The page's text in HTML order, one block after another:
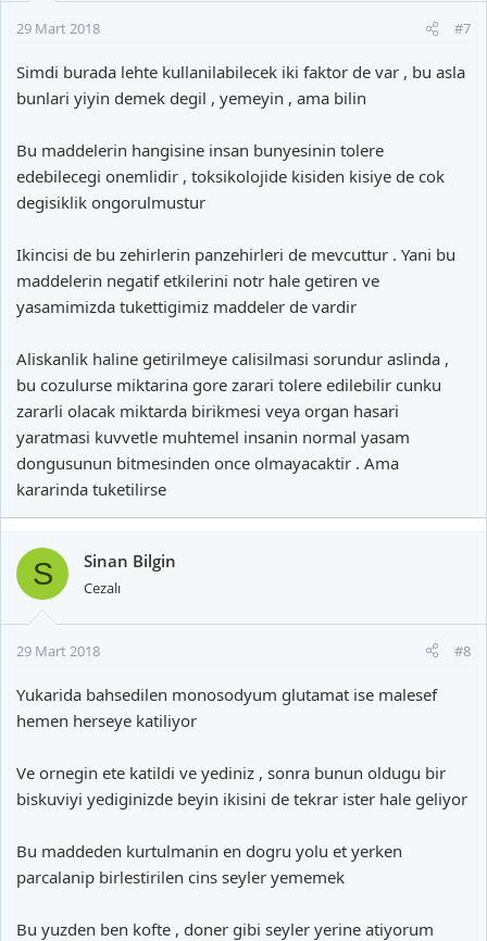
29 Mart 2018 #7
Simdi burada lehte kullanilabilecek iki faktor de var , bu asla
bunlari yiyin demek degil , yemeyin , ama bilin
Bu maddelerin hangisine insan bunyesinin tolere
edebilecegi onemlidir , toksikolojide kisiden kisiye de cok
degisiklik ongorulmustur
Ikincisi de bu zehirlerin panzehirleri de mevcuttur . Yani bu
maddelerin negatif etkilerini notr hale getiren ve
yasamimizda tukettigimiz maddeler de vardir
Aliskanlik haline getirilmeye calisilmasi sorundur aslinda ,
bu cozulurse miktarina gore zarari tolere edilebilir cunku
zararli olacak miktarda birikmesi veya organ hasari
yaratmasi kuvvetle muhtemel insanin normal yasam
dongusunun bitmesinden once olmayacaktir . Ama
kararinda tuketilirse
S Sinan Bilgin
Cezalı
29 Mart 2018 #8
Yukarida bahsedilen monosodyum glutamat ise malesef
hemen herseye katiliyor
Ve ornegin ete katildi ve yediniz , sonra bunun oldugu bir
biskuviyi yediginizde beyin ikisini de tekrar ister hale geliyor
Bu maddeden kurtulmanin en dogru yolu et yerken
parcalanip birlestirilen cins seyler yememek
Bu yuzden ben kofte , doner gibi seyler yerine atiyorum